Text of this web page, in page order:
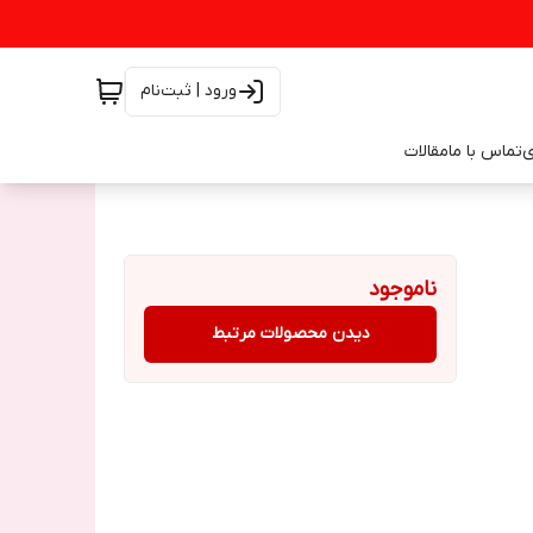
ورود | ثبت‌نام
تماس با مامقالات
ناموجود
دیدن محصولات مرتبط